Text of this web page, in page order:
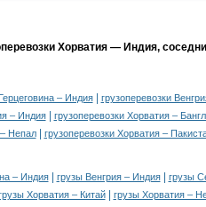
Хорватия — Индия,
– Индия|
грузоперевозки
– Индия|
грузоперевозки Хорватия –
Непал| грузоперевозки Хорватия –
– Индия| грузы Венгрия – Индия|
грузы
Хорватия – Китай| грузы Хорватия –